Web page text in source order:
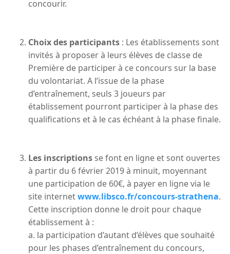
concourir.
Choix des participants : Les établissements sont
invités à proposer à leurs élèves de classe de
Première de participer à ce concours sur la base
du volontariat. A l’issue de la phase
d’entraînement, seuls 3 joueurs par
établissement pourront participer à la phase des
qualifications et à le cas échéant à la phase finale.
Les inscriptions se font en ligne et sont ouvertes
à partir du 6 février 2019 à minuit, moyennant
une participation de 60€, à payer en ligne via le
site internetwww.libsco.fr/concours-strathena.
Cette inscription donne le droit pour chaque
établissement à :
a. la participation d’autant d’élèves que souhaité
pour les phases d’entraînement du concours,